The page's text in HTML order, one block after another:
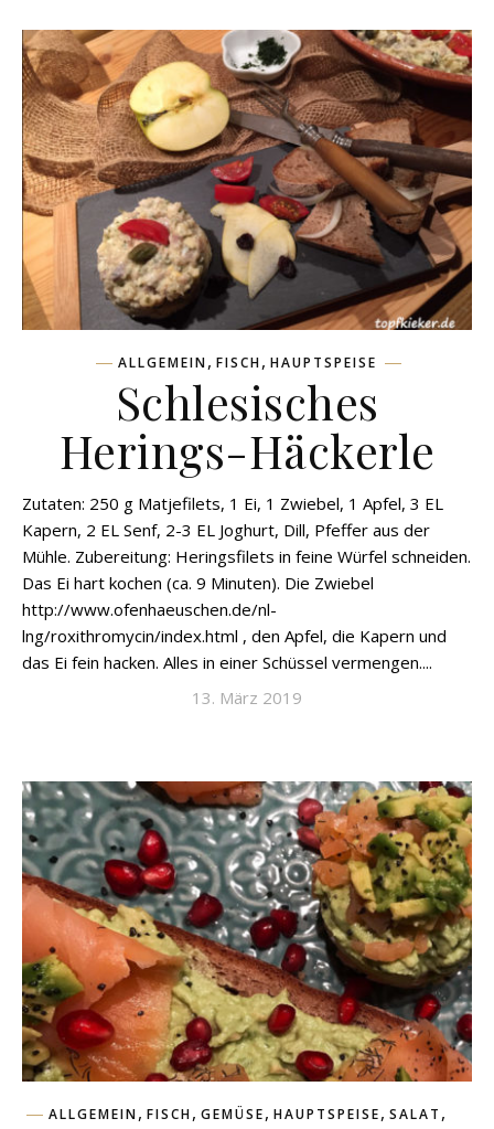
ALLGEMEIN, FISCH, HAUPTSPEISE
Schlesisches
Herings-Häckerle
Zutaten: 250 g Matjefilets, 1 Ei, 1 Zwiebel, 1 Apfel, 3 EL
Kapern, 2 EL Senf, 2-3 EL Joghurt, Dill, Pfeffer aus der
Mühle. Zubereitung: Heringsfilets in feine Würfel schneiden.
Das Ei hart kochen (ca. 9 Minuten). Die Zwiebel
http://www.ofenhaeuschen.de/nl-
lng/roxithromycin/index.html , den Apfel, die Kapern und
das Ei fein hacken. Alles in einer Schüssel vermengen....
13. März 2019
ALLGEMEIN, FISCH, GEMÜSE, HAUPTSPEISE, SALAT ,